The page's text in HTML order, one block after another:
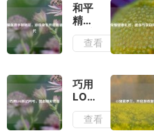
和平
精英
携手
特斯
卖车
开启
费时
代
查看
巧用
LOL
标记
查看